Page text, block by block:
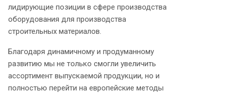
лидирующие позиции в сфере производства
оборудования для производства
строительных материалов.
Благодаря динамичному и продуманному
развитию мы не только смогли увеличить
ассортимент выпускаемой продукции, но и
полностью перейти на европейские методы